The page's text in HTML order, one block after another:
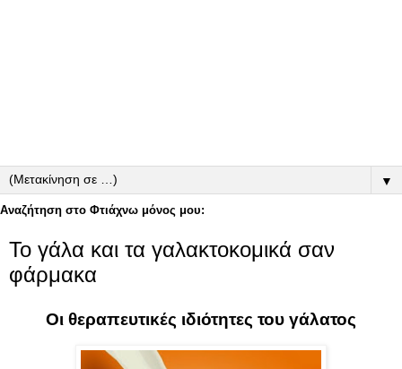
▼
Αναζήτηση στο Φτιάχνω μόνος μου:
Το γάλα και τα γαλακτοκομικά σαν
φάρμακα
Οι θεραπευτικές ιδιότητες του γάλατος